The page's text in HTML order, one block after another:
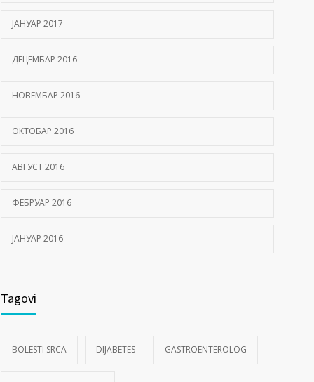
ЈАНУАР 2017
ДЕЦЕМБАР 2016
НОВЕМБАР 2016
ОКТОБАР 2016
АВГУСТ 2016
ФЕБРУАР 2016
ЈАНУАР 2016
Tagovi
BOLESTI SRCA DIJABETES GASTROENTEROLOG